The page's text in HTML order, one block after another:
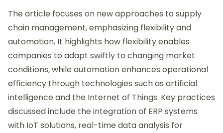
The article focuses on new approaches to supply
chain management, emphasizing flexibility and
automation. It highlights how flexibility enables
companies to adapt swiftly to changing market
conditions, while automation enhances operational
efficiency through technologies such as artificial
intelligence and the Internet of Things. Key practices
discussed include the integration of ERP systems
with IoT solutions, real-time data analysis for